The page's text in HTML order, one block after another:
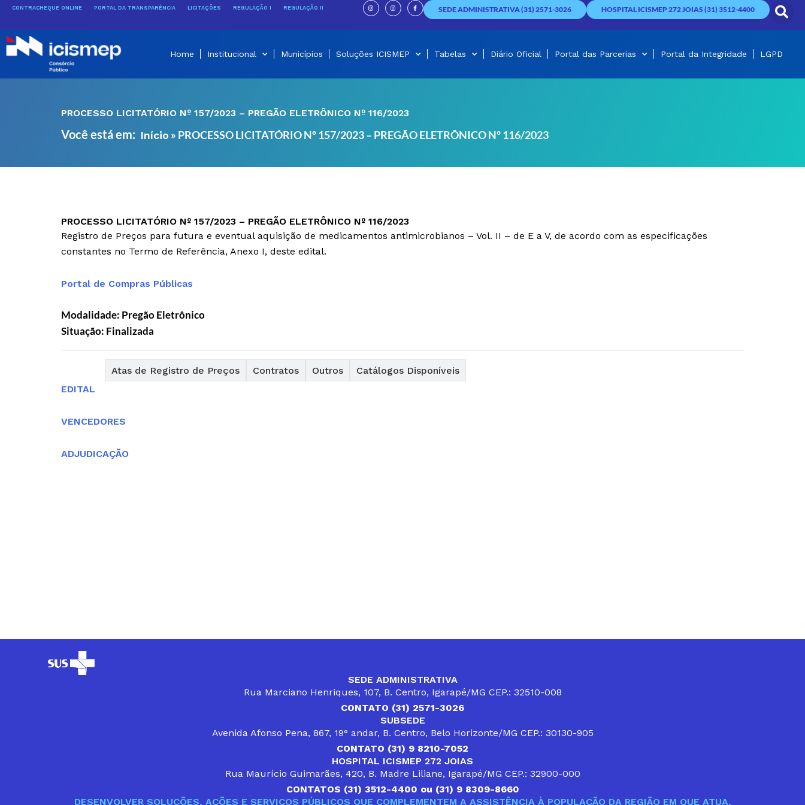
conteúdo
CONTRACHEQUE ONLINE PORTAL DA TRANSPARÊNCIA LICITAÇÕES REGULAÇÃO I REGULAÇÃO II
I
n
s
t
g
I
n
s
t
g
F
a
c
e
o
SEDE ADMINISTRATIVA (31) 2571-3026 HOSPITAL ICISMEP 272 JOIAS (31) 3512-4400
Home Institucional Municípios Soluções ICISMEP Tabelas Diário Oficial Portal das Parcerias Portal da Integridade LGPD
PROCESSO LICITATÓRIO Nº 157/2023 – PREGÃO ELETRÔNICO Nº 116/2023
Você está em: Início » PROCESSO LICITATÓRIO Nº 157/2023 – PREGÃO ELETRÔNICO Nº 116/2023
PROCESSO LICITATÓRIO Nº 157/2023 – PREGÃO ELETRÔNICO Nº 116/2023
Registro de Preços para futura e eventual aquisição de medicamentos antimicrobianos – Vol. II – de E a V, de acordo com as especificações
constantes no Termo de Referência, Anexo I, deste edital.
Portal de Compras Públicas
Modalidade: Pregão Eletrônico
Situação: Finalizada
Atas de Registro de Preços Contratos Outros
Catálogos Disponíveis
EDITAL
VENCEDORES
ADJUDICAÇÃO
SEDE ADMINISTRATIVA
Rua Marciano Henriques, 107, B. Centro, Igarapé/MG CEP.: 32510-008
CONTATO (31) 2571-3026
SUBSEDE
Avenida Afonso Pena, 867, 19° andar, B. Centro, Belo Horizonte/MG CEP.: 30130-905
CONTATO (31) 9 8210-7052
HOSPITAL ICISMEP 272 JOIAS
Rua Maurício Guimarães, 420, B. Madre Liliane, Igarapé/MG CEP.: 32900-000
CONTATOS (31) 3512-4400 ou (31) 9 8309-8660
DESENVOLVER SOLUÇÕES, AÇÕES E SERVIÇOS PÚBLICOS QUE COMPLEMENTEM A ASSISTÊNCIA À POPULAÇÃO DA REGIÃO EM QUE ATUA,